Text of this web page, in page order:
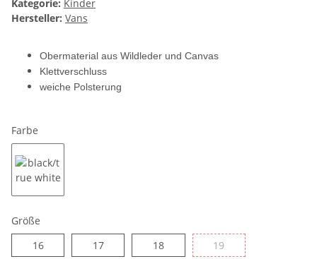
Kategorie: Kinder
Hersteller: Vans
Obermaterial aus Wildleder und Canvas
Klettverschluss
weiche Polsterung
Farbe
Größe
1616 1717 1818 19